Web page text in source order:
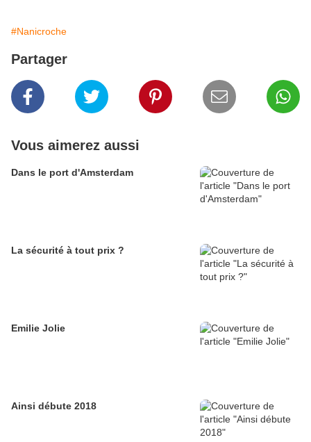
#Nanicroche
Partager
Vous aimerez aussi
Dans le port d'Amsterdam
La sécurité à tout prix ?
Emilie Jolie
Ainsi débute 2018